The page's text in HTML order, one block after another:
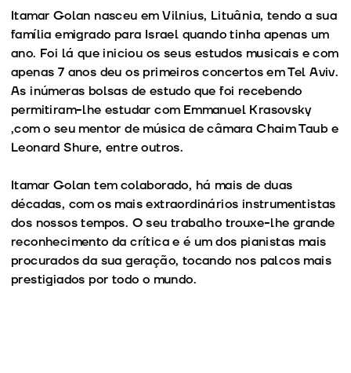
Itamar Golan nasceu em Vilnius, Lituânia, tendo a sua
família emigrado para Israel quando tinha apenas um
ano. Foi lá que iniciou os seus estudos musicais e com
apenas 7 anos deu os primeiros concertos em Tel Aviv.
As inúmeras bolsas de estudo que foi recebendo
permitiram-lhe estudar com Emmanuel Krasovsky
,com o seu mentor de música de câmara Chaim Taub e
Leonard Shure, entre outros.
Itamar Golan tem colaborado, há mais de duas
décadas, com os mais extraordinários instrumentistas
dos nossos tempos. O seu trabalho trouxe-lhe grande
reconhecimento da crítica e é um dos pianistas mais
procurados da sua geração, tocando nos palcos mais
prestigiados por todo o mundo.